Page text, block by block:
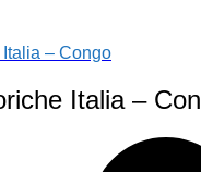
– Congo
Italia –